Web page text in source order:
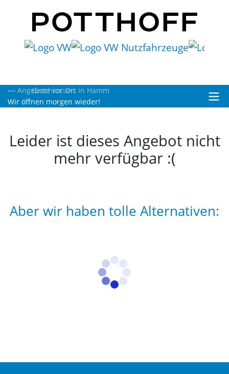
Geschlossen.
Wir öffnen morgen wieder!
Leider ist dieses Angebot nicht
mehr verfügbar :(
Aber wir haben tolle Alternativen: